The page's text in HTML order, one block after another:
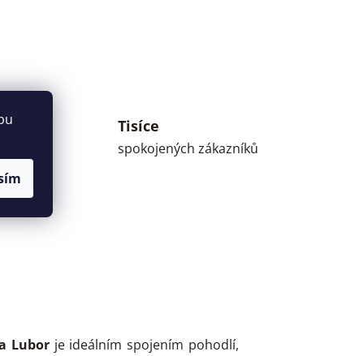
Tisíce
spokojených zákazníků
Lubor je ideálním spojením pohodlí,